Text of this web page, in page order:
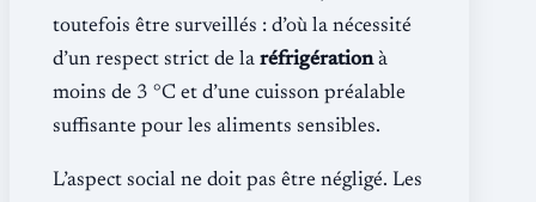
toutefois être surveillés : d’où la nécessité
d’un respect strict de la réfrigérationà
moins de 3 °C et d’une cuisson préalable
suffisante pour les aliments sensibles.
L’aspect social ne doit pas être négligé. Les